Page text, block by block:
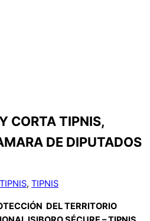
CORTA TIPNIS,
DE DIPUTADOS
, TIPNIS
DEL TERRITORIO